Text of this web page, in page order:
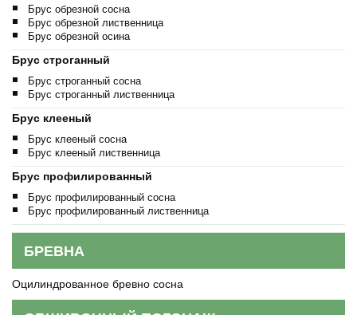
Брус обрезной сосна
Брус обрезной лиственница
Брус обрезной осина
Брус строганный
Брус строганный сосна
Брус строганный лиственница
Брус клееный
Брус клееный сосна
Брус клееный лиственница
Брус профилированный
Брус профилированный сосна
Брус профилированный лиственница
БРЕВНА
Оцилиндрованное бревно сосна